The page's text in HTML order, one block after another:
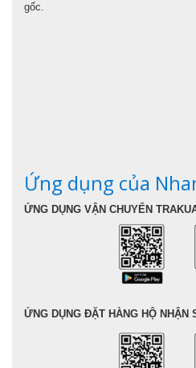
gốc.
Ứng dụng của
ỨNG DỤNG VẬN CHUYỂN
ỨNG DỤNG ĐẶT HÀNG HỘ NHẬN